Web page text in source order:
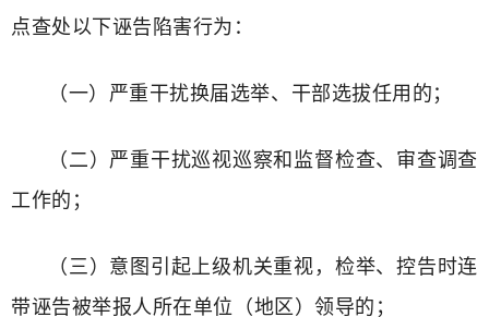
点查处以下诬告陷害行为：
（一）严重干扰换届选举、干部选拔任用的；
（二）严重干扰巡视巡察和监督检查、审查调查
工作的；
（三）意图引起上级机关重视，检举、控告时连
带诬告被举报人所在单位（地区）领导的；